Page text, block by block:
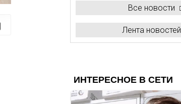
Все новости
Лента новостей